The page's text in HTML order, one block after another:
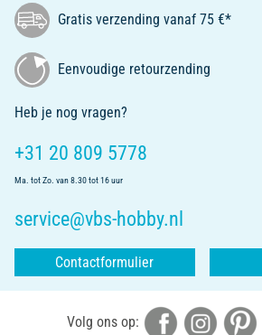
Gratis verzending vanaf 75 €*
Eenvoudige retourzending
Heb je nog vragen?
+31 20 809 5778
Ma. tot Zo. van 8.30 tot 16 uur
service@vbs-hobby.nl
Contactformulier
Volg ons op: